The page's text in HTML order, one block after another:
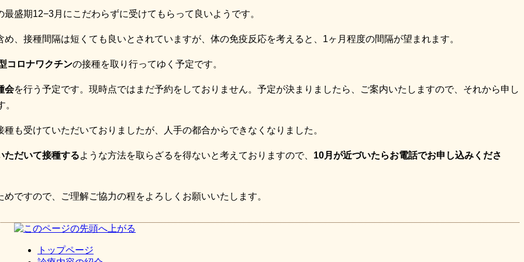
盛期12−3月にこだわらずに受けてもらって良いようです。
、接種間隔は短くても良いとされていますが、体の免疫反応を考えると、1ヶ月程度の間隔が望まれます。
コロナワクチンの接種を取り行ってゆく予定です。
会を行う予定です。現時点ではまだ予約をしておりません。予定が決まりましたら、ご案内いたしますので、それから申し
も受けていただいておりましたが、人手の都合からできなくなりました。
ただいて接種するような方法を取らざるを得ないと考えておりますので、 10月が近づいたらお電話でお申し込みくださ
ですので、ご理解ご協力の程をよろしくお願いいたします。
トップページ